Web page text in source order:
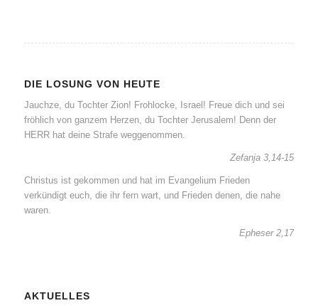
DIE LOSUNG VON HEUTE
Jauchze, du Tochter Zion! Frohlocke, Israel! Freue dich und sei
fröhlich von ganzem Herzen, du Tochter Jerusalem! Denn der
HERR hat deine Strafe weggenommen.
Zefanja 3,14-15
Christus ist gekommen und hat im Evangelium Frieden
verkündigt euch, die ihr fern wart, und Frieden denen, die nahe
waren.
Epheser 2,17
AKTUELLES